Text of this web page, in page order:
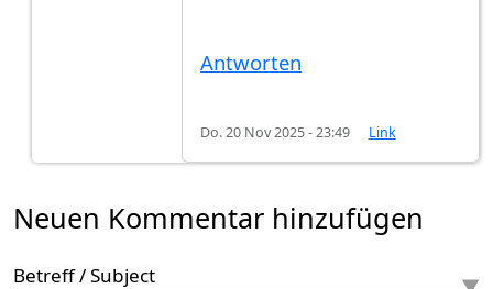
Antworten
Do. 20 Nov 2025 - 23:49 Link
Neuen Kommentar hinzufügen
Betreff / Subject